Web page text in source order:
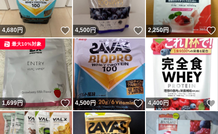
4,680円 いいね！
4,500円 いいね！
2,250円
1,699円 いいね！
最大10%対象
4,500円 いいね！
4,400円